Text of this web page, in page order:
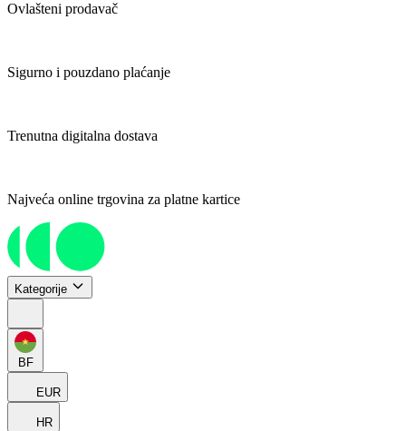
Ovlašteni prodavač
Sigurno i pouzdano plaćanje
Trenutna digitalna dostava
Najveća online trgovina za platne kartice
Kategorije
BF
EUR
HR